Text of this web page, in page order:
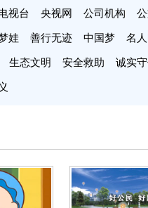
视台 央视网 公司机构
娃 善行无迹 中国梦 名
生态文明 安全救助 诚实